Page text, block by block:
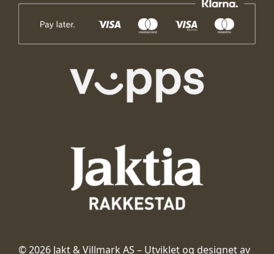
© 2026 Jakt & Villmark AS – Utviklet og designet av